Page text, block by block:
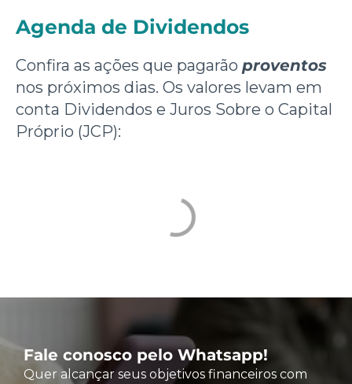
Agenda de Dividendos
Confira as ações que pagarão proventos
nos próximos dias. Os valores levam em
conta Dividendos e Juros Sobre o Capital
Próprio (JCP):
Fale conosco pelo Whatsapp!
Quer alcançar seus objetivos financeiros com